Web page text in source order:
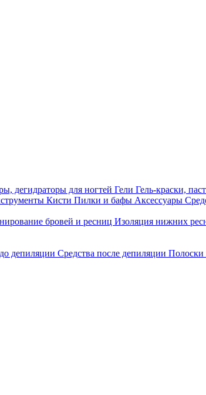
дегидраторы для ногтей Гели Гель-краски,
Кисти Пилки и бафы Аксессуары
бровей и ресниц Изоляция нижних
депиляции Средства после депиляции Полоски